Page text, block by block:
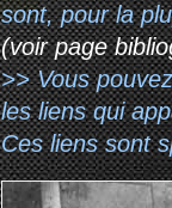
sont, pour la
(voir page
>> Vous
les liens qui
Ces liens sont